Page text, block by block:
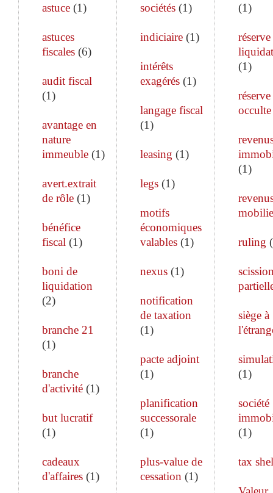
astuce (1)
astuces
fiscales (6)
audit fiscal
(1)
avantage en
nature
immeuble (1)
avert.extrait
de rôle (1)
bénéfice
fiscal (1)
boni de
liquidation
(2)
branche 21
(1)
branche
d'activité (1)
but lucratif
(1)
cadeaux
d'affaires (1)
sociétés(1)
indiciaire(1)
intérêts
exagérés(1)
langage fiscal
(1)
leasing (1)
legs(1)
motifs
économiques
valables(1)
nexus(1)
notification
de taxation
(1)
pacte adjoint
(1)
planification
successorale
(1)
plus-value de
cessation (1)
(1)
(1)
réserve
occulte
(1)
ruling (
siège à
(1)
société
(1)
tax